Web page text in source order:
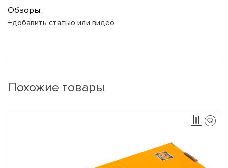
Обзоры:
+добавить статью или видео
Похожие товары